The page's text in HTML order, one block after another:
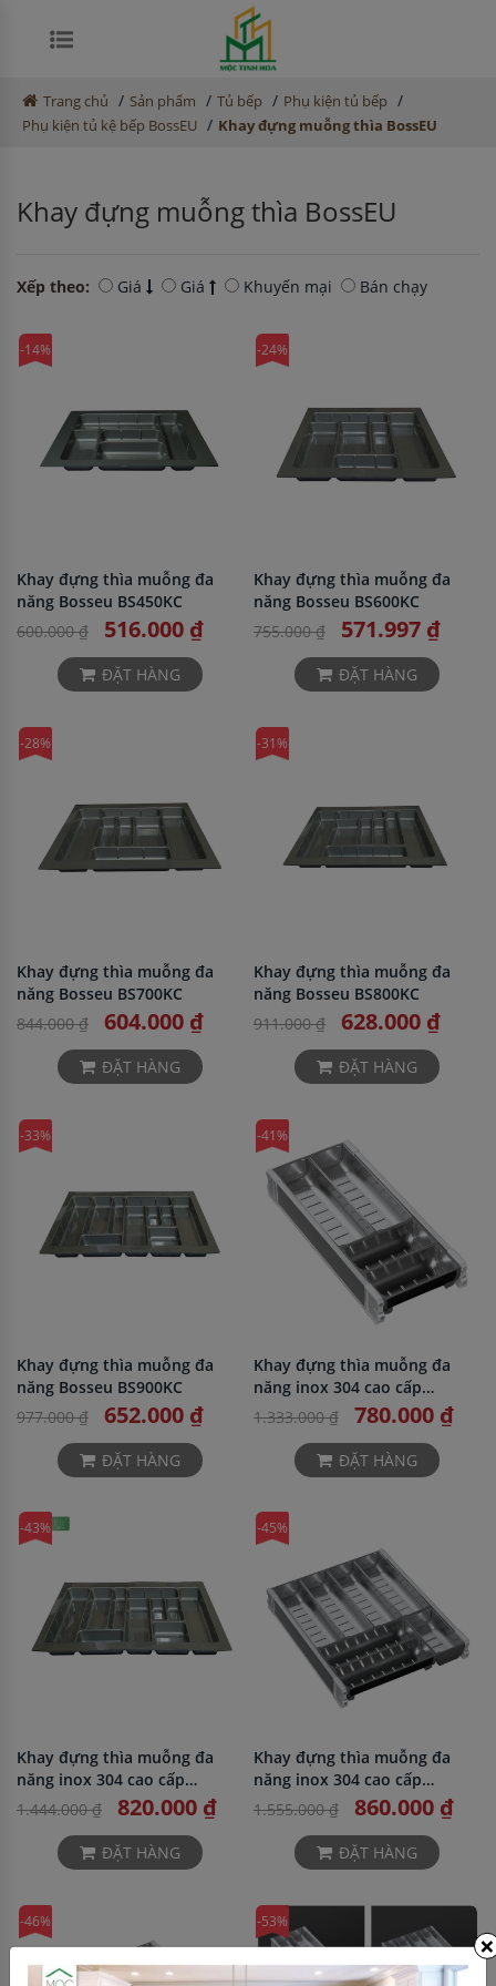
Trang chủ / Sản phẩm / Tủ bếp / Phụ kiện tủ bếp /
Phụ kiện tủ kệ bếp BossEU / Khay đựng muỗng thìa BossEU
Khay đựng muỗng thìa BossEU
Xếp theo: Giá Giá Khuyến mại Bán chạy
-14%
Khay đựng thìa muỗng đa
năng Bosseu BS450KC
600.000 ₫
516.000 ₫
ĐẶT HÀNG
-24%
Khay đựng thìa muỗng đa
năng Bosseu BS600KC
755.000 ₫
571.997 ₫
ĐẶT HÀNG
-28%
Khay đựng thìa muỗng đa
năng Bosseu BS700KC
844.000 ₫
604.000 ₫
ĐẶT HÀNG
-31%
Khay đựng thìa muỗng đa
năng Bosseu BS800KC
911.000 ₫
628.000 ₫
ĐẶT HÀNG
-33%
Khay đựng thìa muỗng đa
năng Bosseu BS900KC
977.000 ₫
652.000 ₫
ĐẶT HÀNG
-41%
Khay đựng thìa muỗng đa
năng inox 304 cao cấp
Bosseu BS304.350KC
1.333.000 ₫ 780.000 ₫
ĐẶT HÀNG
-43%
Khay đựng thìa muỗng đa
năng inox 304 cao cấp
Bosseu BS304.400KC
1.444.000 ₫ 820.000 ₫
ĐẶT HÀNG
-45%
Khay đựng thìa muỗng đa
năng inox 304 cao cấp
Bosseu BS304.450KC
1.555.000 ₫ 860.000 ₫
ĐẶT HÀNG
-46% -53%
×